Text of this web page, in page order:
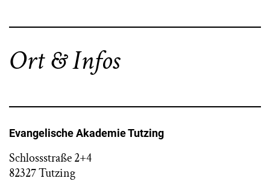
Ort & Infos
Evangelische Akademie Tutzing
Schlossstraße 2+4
82327 Tutzing